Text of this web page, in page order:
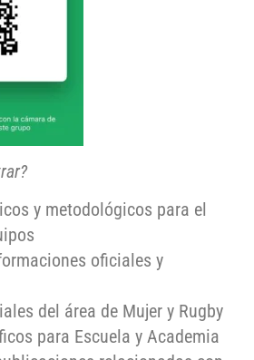
y metodológicos para el
oficiales y
del área de Mujer y Rugby
para Escuela y Academia